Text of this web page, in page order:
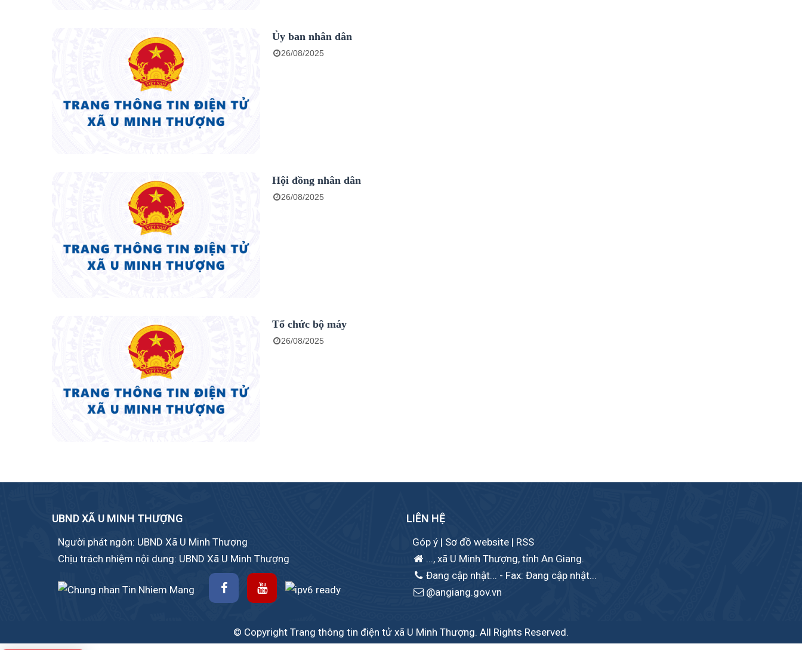
Ủy ban nhân dân
26/08/2025
Hội đồng nhân dân
26/08/2025
Tổ chức bộ máy
26/08/2025
UBND XÃ U MINH THƯỢNG
Người phát ngôn: UBND Xã U Minh Thượng
Chịu trách nhiệm nội dung: UBND Xã U Minh Thượng
LIÊN HỆ
Góp ý | Sơ đồ website | RSS
..., xã U Minh Thượng, tỉnh An Giang.
Đang cập nhật... - Fax: Đang cập nhật...
@angiang.gov.vn
© Copyright Trang thông tin điện tử xã U Minh Thượng. All Rights Reserved.